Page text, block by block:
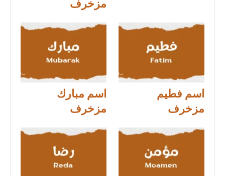
مزخرف
اسم فطيم
مزخرف
اسم مبارك
مزخرف